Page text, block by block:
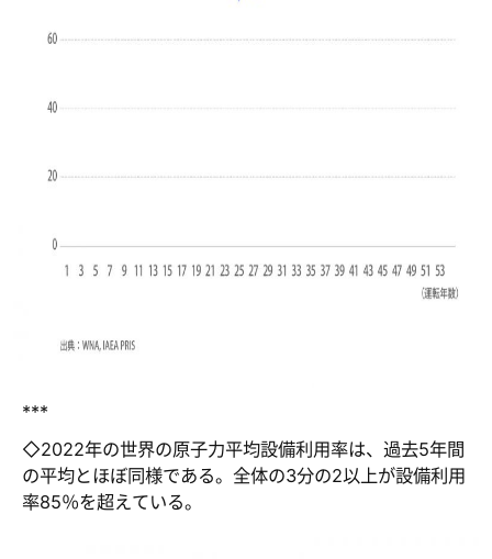
***
◇2022年の世界の原子力平均設備利用率は、過去5年間
の平均とほぼ同様である。全体の3分の2以上が設備利用
率85％を超えている。